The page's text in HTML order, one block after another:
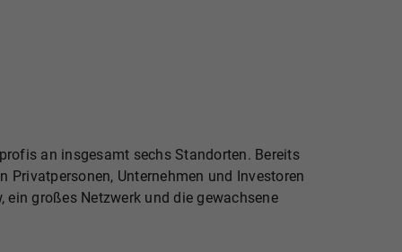
an insgesamt sechs Standorten. Bereits
Privatpersonen, Unternehmen und Investoren
großes Netzwerk und die gewachsene